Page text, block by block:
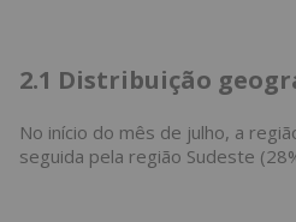
2.1 Distribuição
No início do mês de julho, a
seguida pela região Sudeste